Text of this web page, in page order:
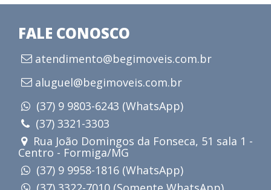
FALE CONOSCO
atendimento@begimoveis.com.br
aluguel@begimoveis.com.br
(37) 9 9803-6243 (WhatsApp)
(37) 3321-3303
Rua João Domingos da Fonseca, 51 sala 1 -
Centro - Formiga/MG
(37) 9 9958-1816 (WhatsApp)